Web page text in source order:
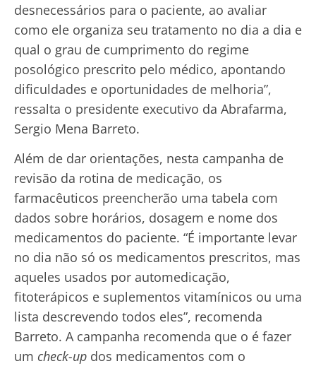
desnecessários para o paciente, ao avaliar
como ele organiza seu tratamento no dia a dia e
qual o grau de cumprimento do regime
posológico prescrito pelo médico, apontando
dificuldades e oportunidades de melhoria”,
ressalta o presidente executivo da Abrafarma,
Sergio Mena Barreto.
Além de dar orientações, nesta campanha de
revisão da rotina de medicação, os
farmacêuticos preencherão uma tabela com
dados sobre horários, dosagem e nome dos
medicamentos do paciente. “É importante levar
no dia não só os medicamentos prescritos, mas
aqueles usados por automedicação,
fitoterápicos e suplementos vitamínicos ou uma
lista descrevendo todos eles”, recomenda
Barreto. A campanha recomenda que o é fazer
um check-up dos medicamentos com o